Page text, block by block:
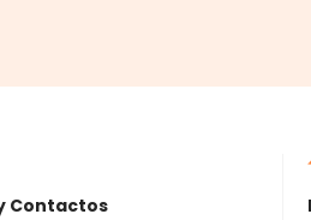
Contactos